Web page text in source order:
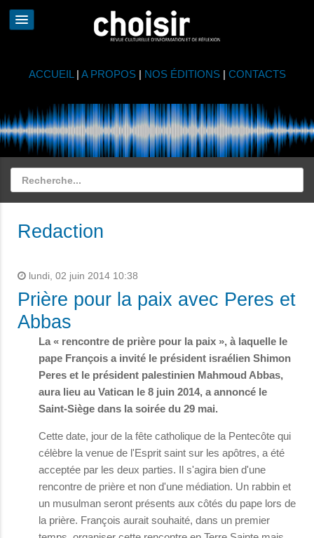
ACCUEIL | A PROPOS| NOS ÉDITIONS| CONTACTS
Redaction
lundi, 02 juin 2014 10:38
Prière pour la paix avec Peres et
Abbas
La « rencontre de prière pour la paix », à laquelle le
pape François a invité le président israélien Shimon
Peres et le président palestinien Mahmoud Abbas,
aura lieu au Vatican le 8 juin 2014, a annoncé le
Saint-Siège dans la soirée du 29 mai.
Cette date, jour de la fête catholique de la Pentecôte qui
célèbre la venue de l'Esprit saint sur les apôtres, a été
acceptée par les deux parties. Il s'agira bien d'une
rencontre de prière et non d'une médiation. Un rabbin et
un musulman seront présents aux côtés du pape lors de
la prière. François aurait souhaité, dans un premier